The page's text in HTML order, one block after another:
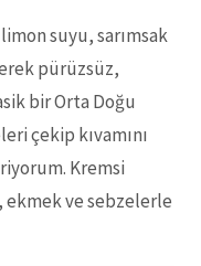
suyu, sarımsak
pürüzsüz,
bir Orta Doğu
çekip kıvamını
Kremsi
ve sebzelerle